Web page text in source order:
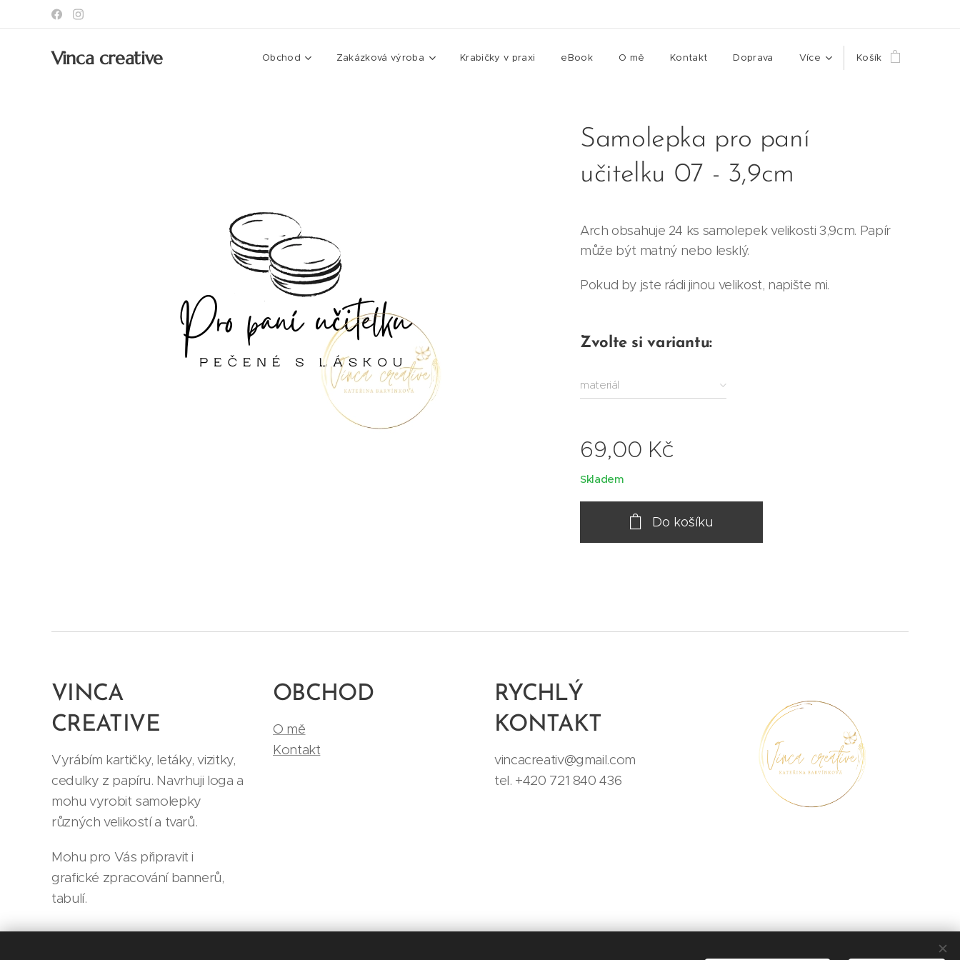
Vinca creative Obchod Zakázková výroba Krabičky v praxi eBook O mě Kontakt Doprava Více Košík
Samolepka pro paní
učitelku 07 - 3,9cm
Arch obsahuje 24 ks samolepek velikosti 3,9cm. Papír
může být matný nebo lesklý.
Pokud by jste rádi jinou velikost, napište mi.
Zvolte si variantu:
materiál
69,00 Kč
Skladem
Do košíku
VINCA
CREATIVE
Vyrábím kartičky, letáky, vizitky,
cedulky z papíru. Navrhuji loga a
mohu vyrobit samolepky
různých velikostí a tvarů.
Mohu pro Vás připravit i
grafické zpracování bannerů,
tabulí.
OBCHOD
O mě
Kontakt
RYCHLÝ
KONTAKT
vincacreativ@gmail.com
tel. +420 721 840 436